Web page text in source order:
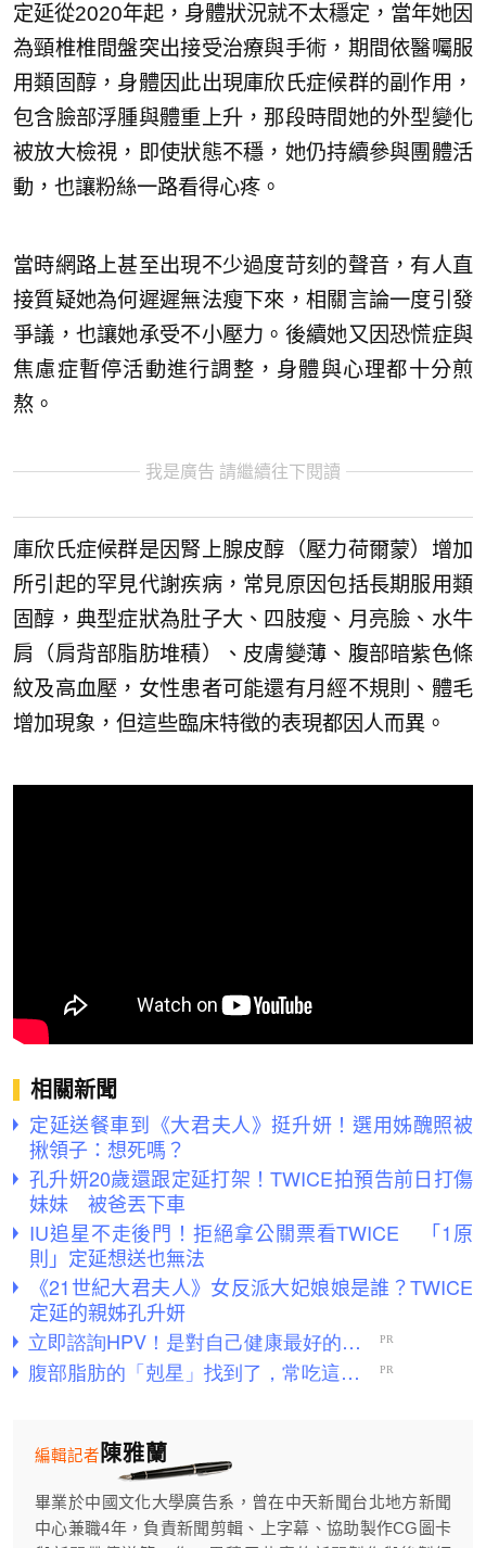
定延從2020年起，身體狀況就不太穩定，當年她因
為頸椎椎間盤突出接受治療與手術，期間依醫囑服
用類固醇，身體因此出現庫欣氏症候群的副作用，
包含臉部浮腫與體重上升，那段時間她的外型變化
被放大檢視，即使狀態不穩，她仍持續參與團體活
動，也讓粉絲一路看得心疼。
當時網路上甚至出現不少過度苛刻的聲音，有人直
接質疑她為何遲遲無法瘦下來，相關言論一度引發
爭議，也讓她承受不小壓力。後續她又因恐慌症與
焦慮症暫停活動進行調整，身體與心理都十分煎
熬。
我是廣告 請繼續往下閱讀
庫欣氏症候群是因腎上腺皮醇（壓力荷爾蒙）增加
所引起的罕見代謝疾病，常見原因包括長期服用類
固醇，典型症狀為肚子大、四肢瘦、月亮臉、水牛
肩（肩背部脂肪堆積）、皮膚變薄、腹部暗紫色條
紋及高血壓，女性患者可能還有月經不規則、體毛
增加現象，但這些臨床特徵的表現都因人而異。
相關新聞
定延送餐車到《大君夫人》挺升妍！選用姊醜照被
揪領子：想死嗎？
孔升妍20歲還跟定延打架！TWICE拍預告前日打傷
妹妹 被爸丟下車
IU追星不走後門！拒絕拿公關票看TWICE 「1原
則」定延想送也無法
《21世紀大君夫人》女反派大妃娘娘是誰？TWICE
定延的親姊孔升妍
陳雅蘭
編輯記者
畢業於中國文化大學廣告系，曾在中天新聞台北地方新聞
中心兼職4年，負責新聞剪輯、上字幕、協助製作CG圖卡